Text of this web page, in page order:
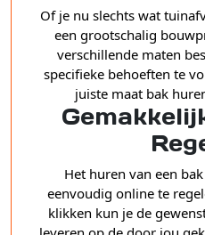
Of je nu slechts wat
een grootschalig
verschillende maten
specifieke behoeften te
juiste maat bak
Het huren van een
eenvoudig online te
klikken kun je de